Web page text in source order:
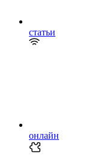
статьи
онлайн